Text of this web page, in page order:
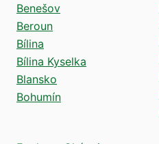
Benešov
Beroun
Bílina
Bílina Kyselka
Blansko
Bohumín